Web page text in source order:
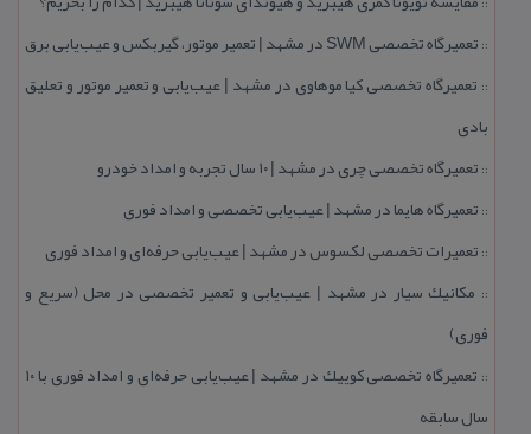
:: تعمیرگاه تخصصی SWM در مشهد | تعمیر موتور، گیربكس و عیب‌یابی برق
:: تعمیرگاه تخصصی كیا موهاوی در مشهد | عیب‌یابی و تعمیر موتور و تعلیق
بادی
:: تعمیرگاه تخصصی چری در مشهد | ۱۰ سال تجربه و امداد خودرو
:: تعمیرگاه هایما در مشهد | عیب‌یابی تخصصی و امداد فوری
:: تعمیرات تخصصی لكسوس در مشهد | عیب‌یابی حرفه‌ای و امداد فوری
:: مكانیك سیار در مشهد | عیب‌یابی و تعمیر تخصصی در محل (سریع و
فوری)
::
تعمیرگاه تخصصی كوییك در مشهد | عیب‌یابی حرفه‌ای و امداد فوری با ۱۰
سال سابقه